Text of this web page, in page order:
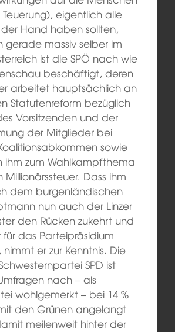
eigentlich alle
der Hand haben sollten,
gerade massiv selber im
ist die SPÖ nach wie
beschäftigt, deren
arbeitet hauptsächlich an
Statutenreform bezüglich
Vorsitzenden und der
der Mitglieder bei
sowie
ihm zum Wahlkampfthema
Dass ihm
dem burgenländischen
nun auch der Linzer
den Rücken zukehrt und
das Parteipräsidium
er zur Kenntnis. Die
SPD ist
nach – als
wohlgemerkt – bei 14 %
den Grünen angelangt
meilenweit hinter der